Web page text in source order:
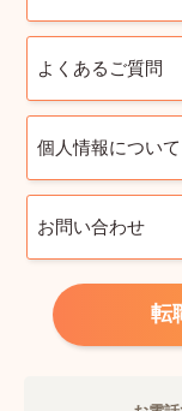
よくあるご質問
個人情報について
お問い合わせ
転